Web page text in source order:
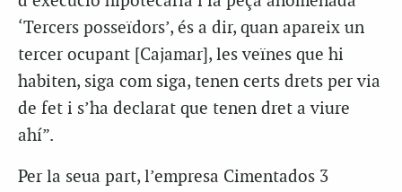
‘Tercers posseïdors’, és a dir, quan apareix un
tercer ocupant [Cajamar], les veïnes que hi
habiten, siga com siga, tenen certs drets per via
de fet i s’ha declarat que tenen dret a viure
ahí”.
Per la seua part, l’empresa Cimentados 3